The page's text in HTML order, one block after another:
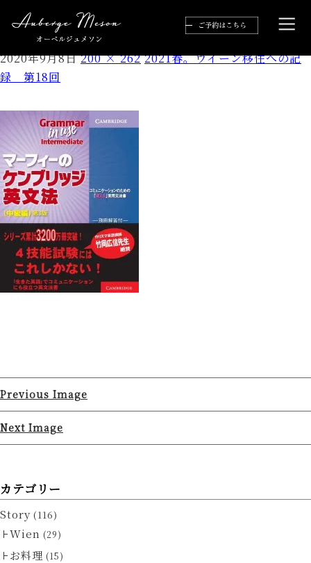
ケンブリッジ2
2020年9月8日 200 × 262 2021春。ウイーン移住への記
録 第18回
Previous Image
Next Image
カテゴリー
Story (116)
Wien (29)
お料理 (15)